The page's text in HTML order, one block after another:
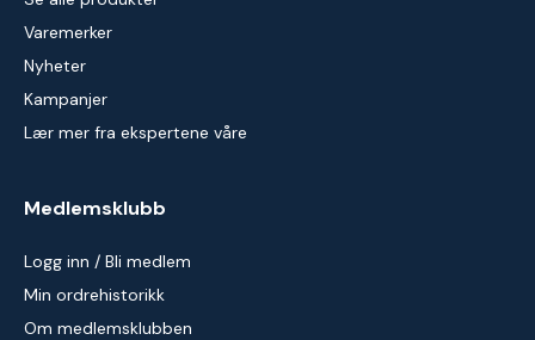
Varemerker
Nyheter
Kampanjer
Lær mer fra ekspertene våre
Medlemsklubb
Logg inn / Bli medlem
Min ordrehistorikk
Om medlemsklubben